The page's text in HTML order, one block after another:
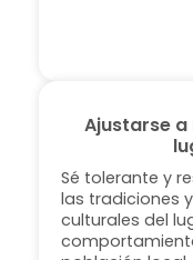
Ajustarse
Sé tolerante y
las tradiciones
culturales del